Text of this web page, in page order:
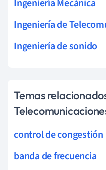
Ingeniería de
Ingeniería de sonido
Temas
control de congestión
banda de frecuencia